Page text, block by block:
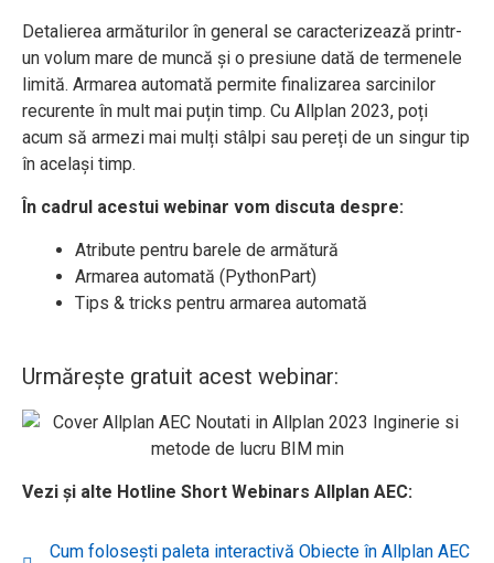
Detalierea armăturilor în general se caracterizează printr-
un volum mare de muncă și o presiune dată de termenele
limită. Armarea automată permite finalizarea sarcinilor
recurente în mult mai puțin timp. Cu Allplan 2023, poți
acum să armezi mai mulți stâlpi sau pereți de un singur tip
în același timp.
În cadrul acestui webinar vom discuta despre:
Atribute pentru barele de armătură
Armarea automată (PythonPart)
Tips & tricks pentru armarea automată
Urmărește gratuit acest webinar:
Vezi și alte Hotline Short Webinars Allplan AEC:
Cum folosești paleta interactivă Obiecte în Allplan AEC